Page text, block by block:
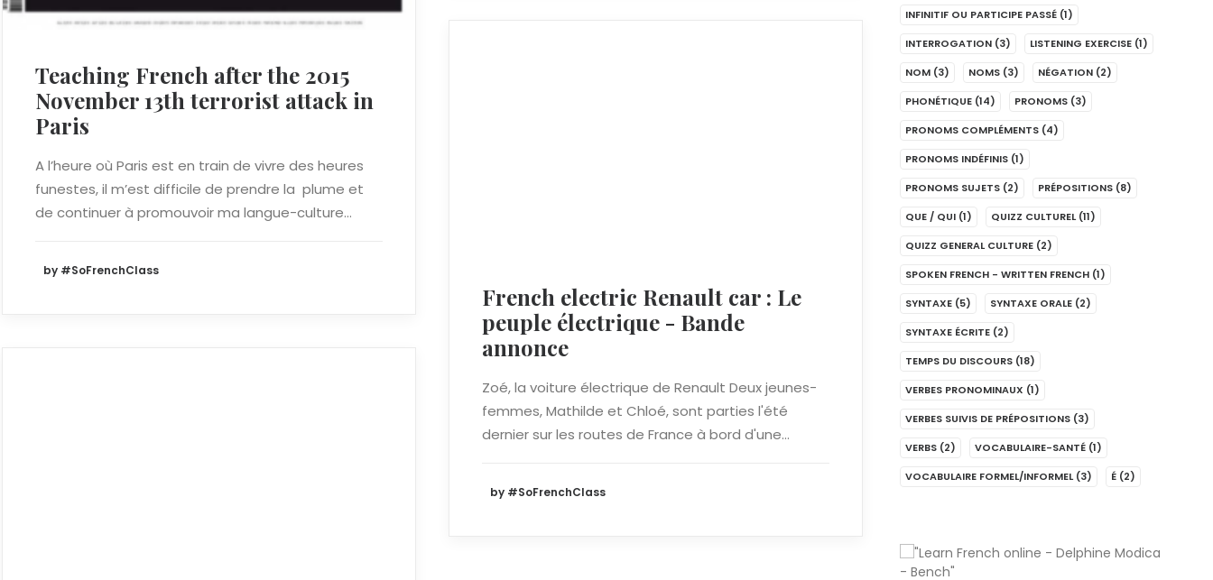
Teaching French after the 2015
November 13th terrorist attack in
Paris
A l’heure où Paris est en train de vivre des heures
funestes, il m’est difficile de prendre la plume et
de continuer à promouvoir ma langue-culture…
by #SoFrenchClass
French electric Renault car : Le
peuple électrique - Bande
annonce
Zoé, la voiture électrique de Renault Deux jeunes-
femmes, Mathilde et Chloé, sont parties l'été
dernier sur les routes de France à bord d'une…
by #SoFrenchClass
INFINITIF OU PARTICIPE PASSÉ (1)
INTERROGATION (3) LISTENING EXERCISE (1)
NOM (3) NOMS (3) NÉGATION (2)
PHONÉTIQUE (14) PRONOMS (3)
PRONOMS COMPLÉMENTS (4)
PRONOMS INDÉFINIS (1)
PRONOMS SUJETS (2) PRÉPOSITIONS (8)
QUE / QUI (1) QUIZZ CULTUREL (11)
QUIZZ GENERAL CULTURE (2)
SPOKEN FRENCH - WRITTEN FRENCH (1)
SYNTAXE (5) SYNTAXE ORALE (2)
SYNTAXE ÉCRITE (2)
TEMPS DU DISCOURS (18)
VERBES PRONOMINAUX (1)
VERBES SUIVIS DE PRÉPOSITIONS (3)
VERBS (2) VOCABULAIRE-SANTÉ (1)
VOCABULAIRE FORMEL/INFORMEL (3) É (2)